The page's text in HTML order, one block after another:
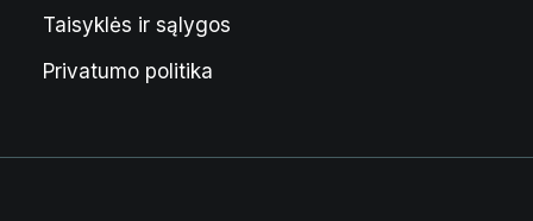
Taisyklės ir sąlygos
Privatumo politika